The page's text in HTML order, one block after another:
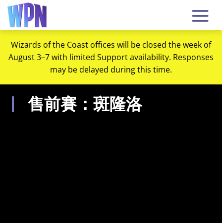
Wizards of the Coast offices will be closed the week of
August 3–7 with limited Support availability. Responses
may be delayed during this time.
售前賽：斑隆洛